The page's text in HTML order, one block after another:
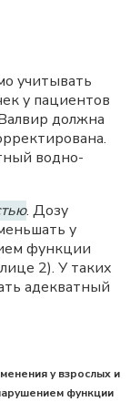
учитывать
у пациентов
должна
водно-
. Дозу
у
функции
2). У таких
адекватный
у взрослых и
функции